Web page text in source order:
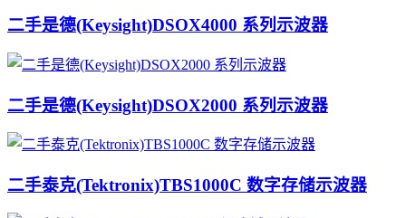
二手是德(Keysight)DSOX4000 系列示波器
二手是德(Keysight)DSOX2000 系列示波器
二手泰克(Tektronix)TBS1000C 数字存储示波器